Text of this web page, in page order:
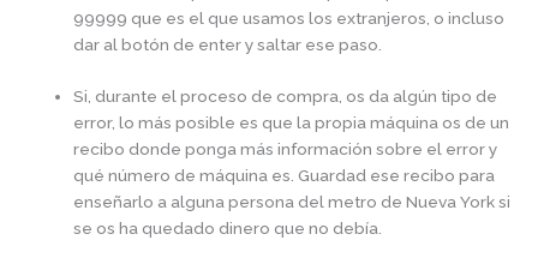
99999 que es el que usamos los extranjeros, o incluso
dar al botón de enter y saltar ese paso.
Si, durante el proceso de compra, os da algún tipo de
error, lo más posible es que la propia máquina os de un
recibo donde ponga más información sobre el error y
qué número de máquina es. Guardad ese recibo para
enseñarlo a alguna persona del metro de Nueva York si
se os ha quedado dinero que no debía.